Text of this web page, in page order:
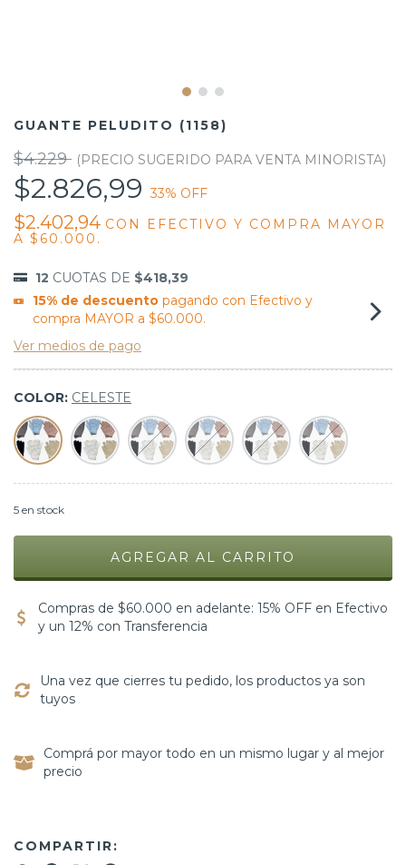
GUANTE PELUDITO (1158)
$4.229
$2.826,9933% OFF
$2.402,94 CON
EFECTIVO Y COMPRA MAYOR
A $60.000.
12 CUOTAS DE $418,39
15% de descuentopagando con Efectivo y
compra MAYOR a $60.000.
Ver medios de pago
COLOR: CELESTE
5 en stock
Compras de $60.000 en adelante: 15% OFF en Efectivo
y un 12% con Transferencia
Una vez que cierres tu pedido, los productos ya son
tuyos
Comprá por mayor todo en un mismo lugar y al mejor
precio
COMPARTIR: